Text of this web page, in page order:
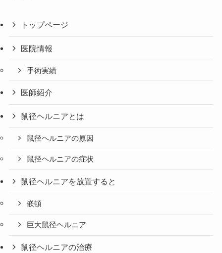
トップページ
医院情報
手術実績
医師紹介
鼠径ヘルニアとは
鼠径ヘルニアの原因
鼠径ヘルニアの症状
鼠径ヘルニアを放置すると
嵌頓
巨大鼠径ヘルニア
鼠径ヘルニアの治療